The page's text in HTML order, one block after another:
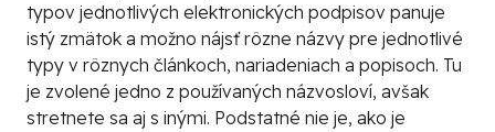
typov jednotlivých elektronických podpisov panuje
istý zmätok a možno nájsť rôzne názvy pre jednotlivé
typy v rôznych článkoch, nariadeniach a popisoch. Tu
je zvolené jedno z používaných názvosloví, avšak
stretnete sa aj s inými. Podstatné nie je, ako je